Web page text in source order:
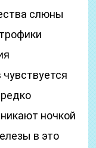
слюны
ночкой
в это